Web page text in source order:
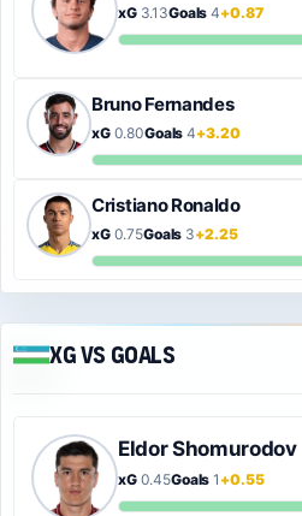
xG3.13Goals 4+0.87
Bruno Fernandes
xG0.80Goals 4+3.20
Cristiano Ronaldo
xG0.75Goals 3+2.25
xG vs Goals
Eldor Shomurodov
xG0.45Goals 1 +0.55